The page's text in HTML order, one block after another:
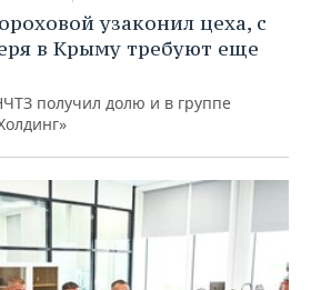
узаконил цеха, с
в Крыму требуют еще
получил долю и в группе